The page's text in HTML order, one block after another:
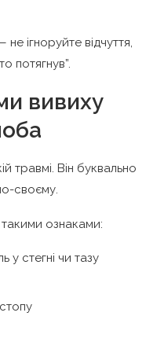
ігноруйте відчуття,
потягнув”.
вивиху
травмі. Він буквально
своєму.
ознаками:
у стегні чи тазу